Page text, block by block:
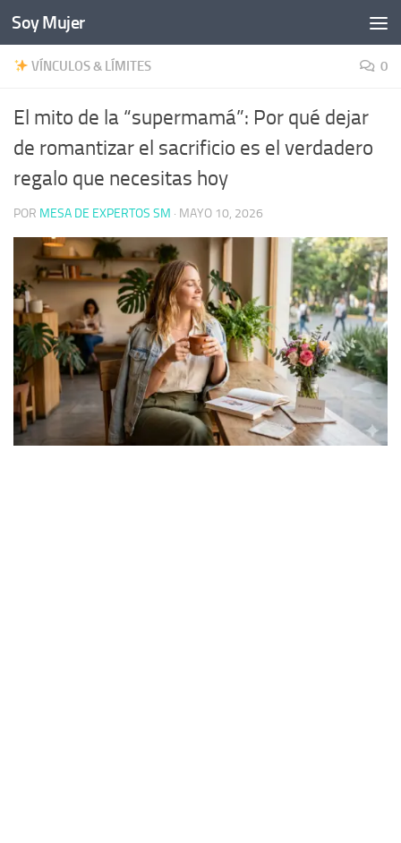
Bajo el contenido
Soy Mujer
VÍNCULOS & LÍMITES 0
El mito de la “supermamá”: Por qué dejar
de romantizar el sacrificio es el verdadero
regalo que necesitas hoy
POR MESA DE EXPERTOS SM · MAYO 10, 2026